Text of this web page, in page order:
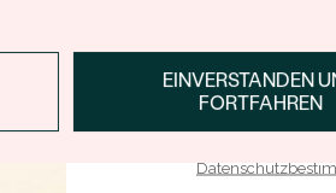
EINVERSTANDEN
FORTFAHREN
FORM:
HERKUNFT:
ANMELDEN &
E-Mail-Adresse je bei uns in